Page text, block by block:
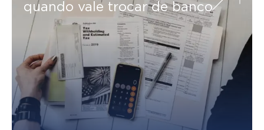
quando vale trocar de banco